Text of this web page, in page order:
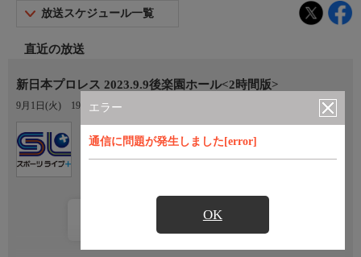
エラー
通信に問題が発生しました[error]
OK
放送スケジュール一覧
直近の放送
新日本プロレス 2023.9.9後楽園ホール<2時間版>
9月1日(火) 19:00〜21:00
スポーツライブ＋
カレンダー登録